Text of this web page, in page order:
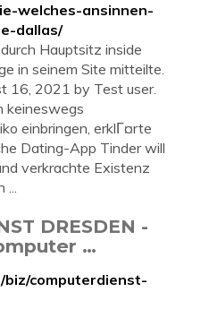
welches-ansinnen-
dallas/
Hauptsitz inside
in seinem Site mitteilte.
16, 2021 by Test user.
keineswegs
einbringen, erklГ¤rte
Dating-App Tinder will
verkrachte Existenz
...
DRESDEN -
…
biz/computerdienst-